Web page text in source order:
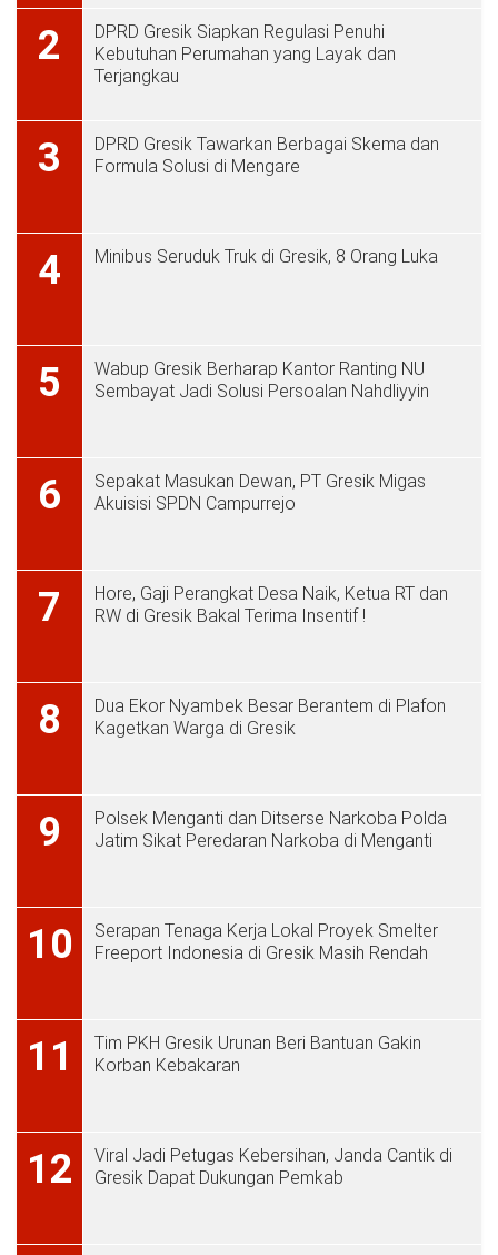
2
DPRD Gresik Siapkan Regulasi Penuhi
Kebutuhan Perumahan yang Layak dan
Terjangkau
3
DPRD Gresik Tawarkan Berbagai Skema dan
Formula Solusi di Mengare
4 Minibus Seruduk Truk di Gresik, 8 Orang Luka
5
Wabup Gresik Berharap Kantor Ranting NU
Sembayat Jadi Solusi Persoalan Nahdliyyin
6
Sepakat Masukan Dewan, PT Gresik Migas
Akuisisi SPDN Campurrejo
7
Hore, Gaji Perangkat Desa Naik, Ketua RT dan
RW di Gresik Bakal Terima Insentif !
8
Dua Ekor Nyambek Besar Berantem di Plafon
Kagetkan Warga di Gresik
9
Polsek Menganti dan Ditserse Narkoba Polda
Jatim Sikat Peredaran Narkoba di Menganti
10
Serapan Tenaga Kerja Lokal Proyek Smelter
Freeport Indonesia di Gresik Masih Rendah
11
Tim PKH Gresik Urunan Beri Bantuan Gakin
Korban Kebakaran
12
Viral Jadi Petugas Kebersihan, Janda Cantik di
Gresik Dapat Dukungan Pemkab